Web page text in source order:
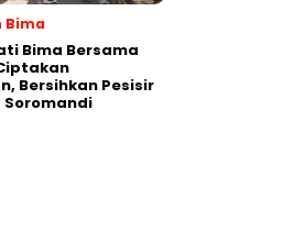
Bima
Bima Bersama
Bersihkan Pesisir
Soromandi